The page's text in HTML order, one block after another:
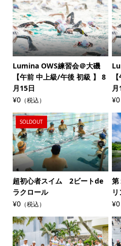
Lumina OWS練習会＠大磯
【午前 中上級/午後 初級 】 8
月15日
¥0（税込）
¥0
SOLDOUT
超初心者スイム 2ビートde
ラクロール
¥0（税込）
第
¥0